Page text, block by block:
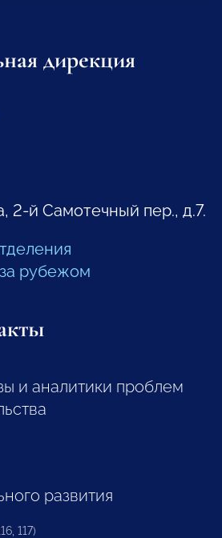
дирекция
2-й Самотечный пер., д.7.
рубежом
и аналитики проблем
развития
117)